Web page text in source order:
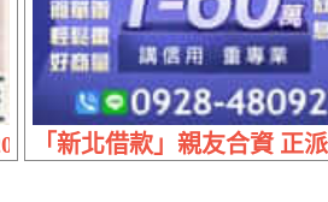
萬內 免擔保簡單辦輕鬆還
「新北借款」親友合資 正